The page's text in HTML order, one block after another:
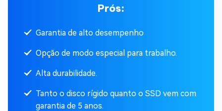
Prós:
Garantia de alto desempenho
Opção de modo especial para trabalho.
Alta durabilidade.
Tanto o disco rígido quanto o SSD vem com
garantia de 5 anos.